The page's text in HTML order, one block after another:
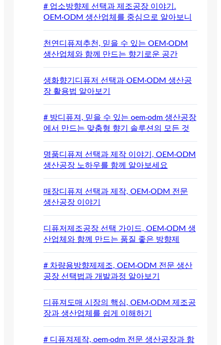
# 업소방향제 선택과 제조공장 이야기.
OEM·ODM 생산업체를 중심으로 알아보니
천연디퓨져추천, 믿을 수 있는 OEM·ODM
생산업체와 함께 만드는 향기로운 공간
생화향기디퓨저 선택과 OEM·ODM 생산공
장 활용법 알아보기
# 방디퓨져, 믿을 수 있는 oem·odm 생산공장
에서 만드는 맞춤형 향기 솔루션의 모든 것
명품디퓨져 선택과 제작 이야기, OEM·ODM
생산공장 노하우를 함께 알아보세요
매장디퓨져 선택과 제작, OEM·ODM 전문
생산공장 이야기
디퓨저제조공장 선택 가이드, OEM·ODM 생
산업체와 함께 만드는 품질 좋은 방향제
# 차량용방향제제조, OEM·ODM 전문 생산
공장 선택법과 개발과정 알아보기
디퓨져도매 시장의 핵심, OEM·ODM 제조공
장과 생산업체를 쉽게 이해하기
# 디퓨져제작, oem·odm 전문 생산공장과 함